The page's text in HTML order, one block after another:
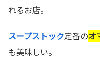
れるお店。
スープストック定番のオ
も美味しい。